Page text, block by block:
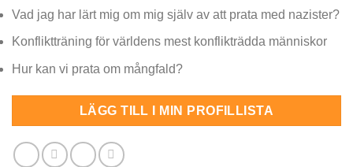
Vad jag har lärt mig om mig själv av att prata med nazister?
Konfliktträning för världens mest konflikträdda människor
Hur kan vi prata om mångfald?
LÄGG TILL I MIN PROFILLISTA